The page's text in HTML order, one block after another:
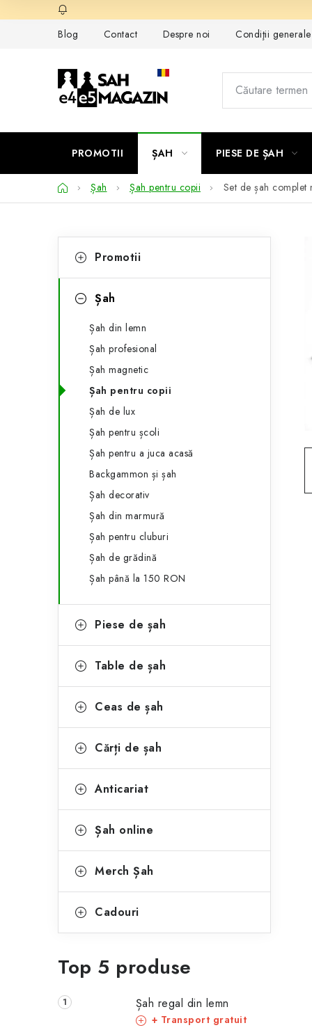
la
Blog Contact Despre noi Condiţii
PROMOTII ȘAH PIESE DE ȘAH
AcasăȘah Șah pentru copii Set de șah complet
a
a
peste
categorii
a
r
Promotii
Șah
Șah din lemn
Șah profesional
Șah magnetic
Șah pentru copii
Șah de lux
Șah pentru școli
Șah pentru a juca acasă
Backgammon și șah
Șah decorativ
Șah din marmură
Șah pentru cluburi
Șah de grădină
Șah până la 150 RON
Piese de șah
Table de șah
Ceas de șah
Cărți de șah
Anticariat
Șah online
Merch Șah
Cadouri
Top 5 produse
Șah regal din lemn
+ Transport gratuit